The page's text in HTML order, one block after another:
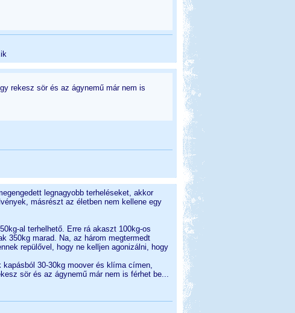
rekesz sör és az ágynemű már nem is
legnagyobb terheléseket, akkor
másrészt az életben nem kellene egy
al terhelhető. Erre rá akaszt 100kg-os
350kg marad. Na, az három megtermedt
repülővel, hogy ne kelljen agonizálni, hogy
30-30kg moover és klíma címen,
sör és az ágynemű már nem is férhet be...